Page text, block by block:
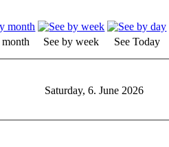
month See by week
See Today
Saturday, 6. June 2026